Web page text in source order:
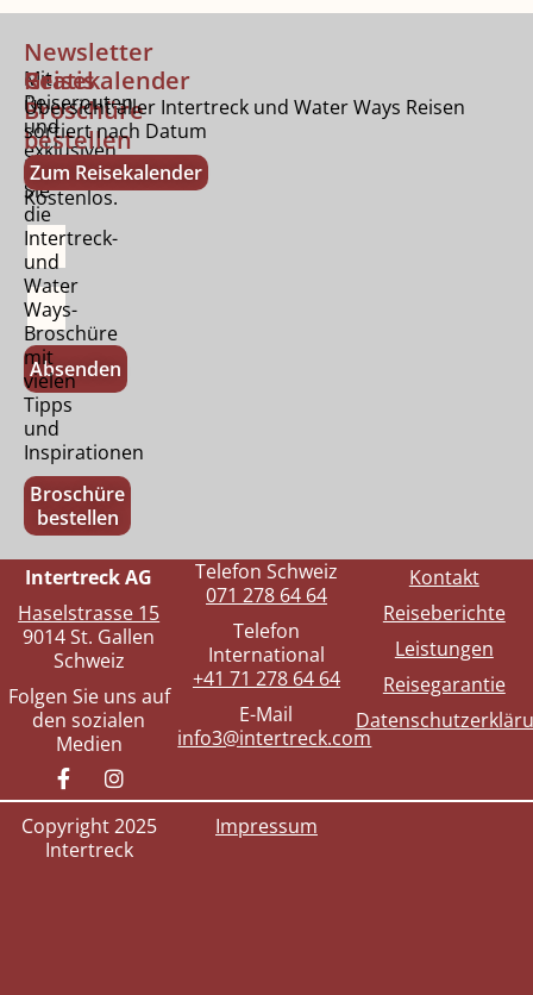
Newsletter
Mit
Reiserouten
und
exklusiven
Tipps.
Kostenlos.
Absenden
Gratis
Broschüre
bestellen
Bestellen
Sie
die
Intertreck-
und
Water
Ways-
Broschüre
mit
vielen
Tipps
und
Inspirationen
Broschüre
bestellen
Reisekalender
Übersicht aller Intertreck und Water Ways Reisen
sortiert nach Datum
Zum Reisekalender
Intertreck AG
Haselstrasse 15
9014 St. Gallen
Schweiz
Folgen Sie uns auf
den sozialen
Medien
Telefon Schweiz
071 278 64 64
Telefon
International
+41 71 278 64 64
E-Mail
info3@intertreck.com
Kontakt
Reiseberichte
Leistungen
Reisegarantie
Copyright 2025
Intertreck
Impressum